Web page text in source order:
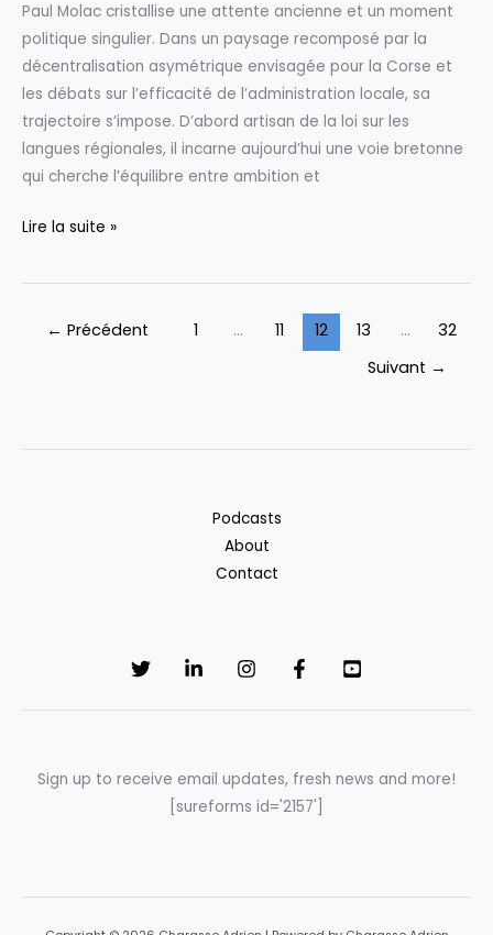
de
télétravail
pour
diminuer
la
consommation
énergétique
Paul Molac cristallise une attente ancienne et un moment
politique singulier. Dans un paysage recomposé par la
décentralisation asymétrique envisagée pour la Corse et
les débats sur l’efficacité de l’administration locale, sa
trajectoire s’impose. D’abord artisan de la loi sur les
langues régionales, il incarne aujourd’hui une voie bretonne
qui cherche l’équilibre entre ambition et
Paul
:
nouveau
bretonne
Lire la suite »
← Précédent 1 … 11 12 13 …
32
Suivant →
Podcasts
About
Contact
Sign up to receive email updates, fresh news and more!
[sureforms id='2157']